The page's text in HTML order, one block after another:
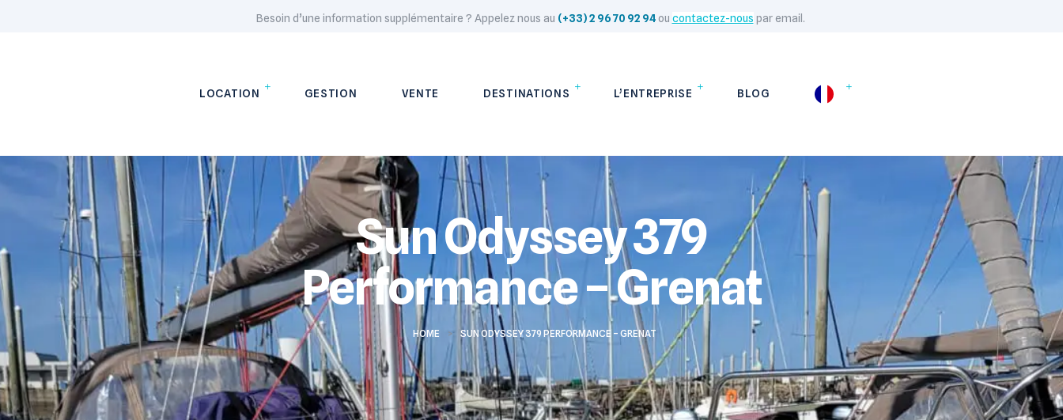
Besoin d’une information supplémentaire ? Appelez nous au (+33) 2 96 70 92 94 ou contactez-nous par email.
LOCATION GESTION VENTE DESTINATIONS L’ENTREPRISE BLOG
Sun Odyssey 379
Performance – Grenat
HOME > SUN ODYSSEY 379 PERFORMANCE – GRENAT